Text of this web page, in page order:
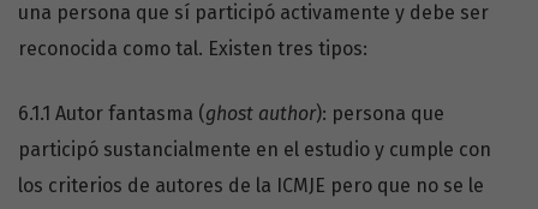
una persona que sí participó activamente y debe ser
reconocida como tal. Existen tres tipos:
6.1.1 Autor fantasma (ghost author): persona que
participó sustancialmente en el estudio y cumple con
los criterios de autores de la ICMJE pero que no se le